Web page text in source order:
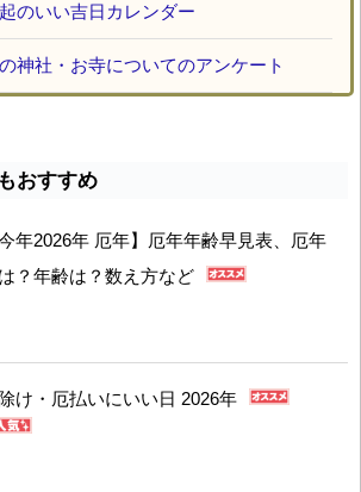
のいい吉日カレンダー
神社・お寺についてのアンケート
おすすめ
今年2026年 厄年】厄年年齢早見表、厄年
？年齢は？数え方など
け・厄払いにいい日 2026年